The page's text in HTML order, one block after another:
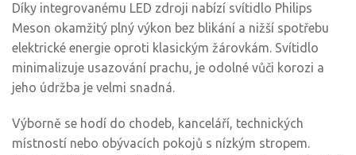
Díky integrovanému LED zdroji nabízí svítidlo Philips
Meson okamžitý plný výkon bez blikání a nižší spotřebu
elektrické energie oproti klasickým žárovkám. Svítidlo
minimalizuje usazování prachu, je odolné vůči korozi a
jeho údržba je velmi snadná.
Výborně se hodí do chodeb, kanceláří, technických
místností nebo obývacích pokojů s nízkým stropem.